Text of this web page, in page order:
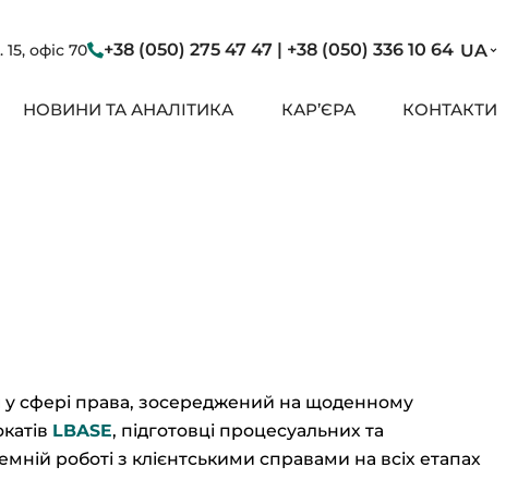
офіс 70 +38 (050) 275 47 47 | +38 (050) 336 10 64 UA
НОВИНИ ТА АНАЛІТИКА КАР’ЄРА КОНТАКТИ
у сфері права, зосереджений на щоденному
LBASE, підготовці процесуальних та
роботі з клієнтськими справами на всіх етапах